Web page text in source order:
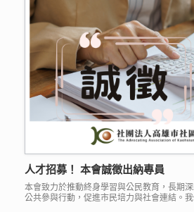
人才招募！ 本會誠徵出納專員
本會致力於推動終身學習與公民教育，長期
公共參與行動，促進市民培力與社會連結。